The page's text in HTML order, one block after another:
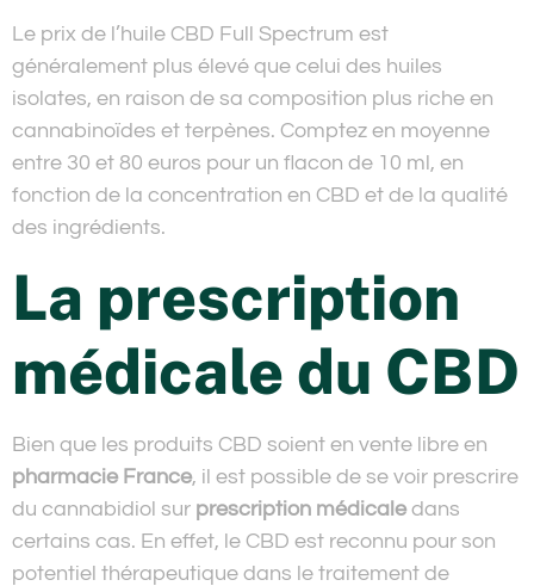
Le prix de l’huile CBD Full Spectrum est
généralement plus élevé que celui des huiles
isolates, en raison de sa composition plus riche en
cannabinoïdes et terpènes. Comptez en moyenne
entre 30 et 80 euros pour un flacon de 10 ml, en
fonction de la concentration en CBD et de la qualité
des ingrédients.
La prescription
médicale du CBD
Bien que les produits CBD soient en vente libre en
pharmacie France, il est possible de se voir prescrire
du cannabidiol sur prescription médicaledans
certains cas. En effet, le CBD est reconnu pour son
potentiel thérapeutique dans le traitement de